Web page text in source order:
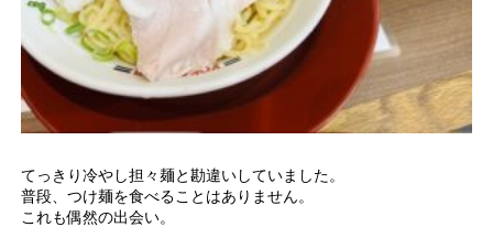
てっきり冷やし担々麺と勘違いしていました。
普段、つけ麺を食べることはありません。
これも偶然の出会い。